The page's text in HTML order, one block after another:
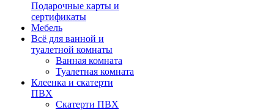
Подарочные карты и
сертификаты
Мебель
Всё для ванной и
туалетной комнаты
Ванная комната
Туалетная комната
Клеенка и скатерти
ПВХ
Скатерти ПВХ